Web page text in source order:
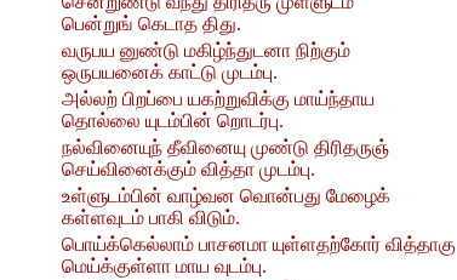
பென்றுங் கெடாத திது.
வருபய னுண்டு மகிழ்ந்துடனா நிற்கும்
ஒருபயனைக் காட்டு முடம்பு.
அல்லற் பிறப்பை யகற்றுவிக்கு மாய்ந்தாய
தொல்லை யுடம்பின் றொடர்பு.
நல்வினையுந் தீவினையு முண்டு திரிதருஞ்
செய்வினைக்கும் வித்தா முடம்பு.
உள்ளுடம்பின் வாழ்வன வொன்பது மேழைக்
கள்ளவுடம் பாகி விடும்.
பொய்க்கெல்லாம் பாசனமா யுள்ளதற்கோர் வித்தாகு
மெய்க்குள்ளா மாய வுடம்பு.